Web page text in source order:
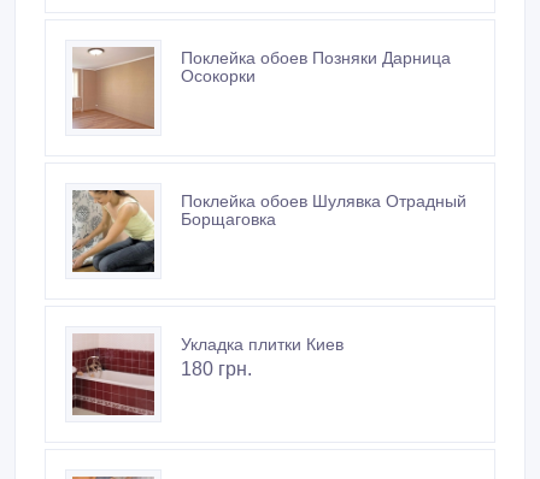
Поклейка обоев Позняки Дарница
Осокорки
Поклейка обоев Шулявка Отрадный
Борщаговка
Укладка плитки Киев
180 грн.